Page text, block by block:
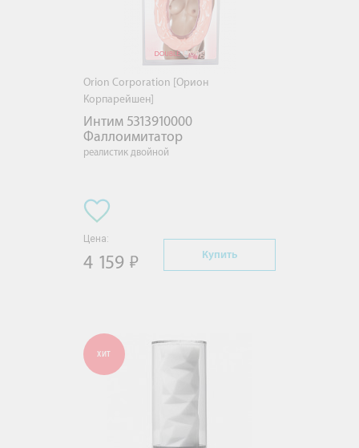
Orion Corporation [Орион
Корпарейшен]
Интим 5313910000
Фаллоимитатор
реалистик двойной
Цена:
4 159 Купить
ХИТ